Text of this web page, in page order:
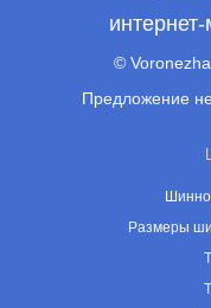
©
Предложение
Размеры